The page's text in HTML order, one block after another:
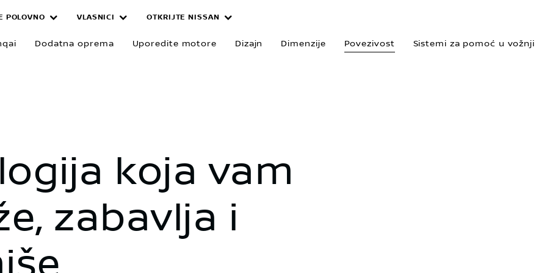
POLOVNO VLASNICI OTKRIJTE NISSAN
Dodatna oprema Uporedite motore Dizajn Dimenzije Povezivost Sistemi za pomoć u vožnji
koja vam
zabavlja i